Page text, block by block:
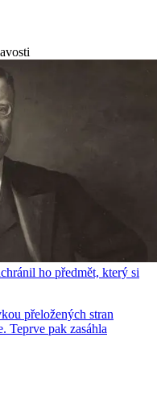
ho předmět, který si
přeložených stran
Teprve pak zasáhla